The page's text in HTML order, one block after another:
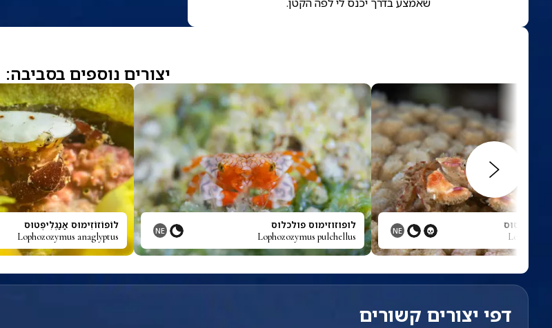
יצורים נוספים בסביבה:
אִינְסִיסוּס NE לופוזוזימוס פולכלוס
Lophozozymus pulchellus
NE לוֹפוֹזוֹזִימוּס אַנַגְלִיפְּטוּס
Lophozozymus anaglyptus
דפי יצורים קשורים